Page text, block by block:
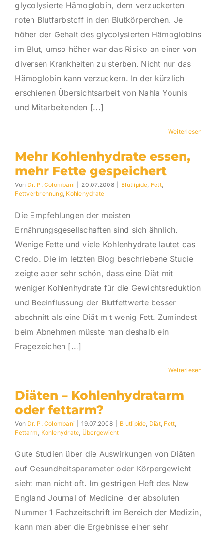
glycolysierte Hämoglobin, dem verzuckerten
roten Blutfarbstoff in den Blutkörperchen. Je
höher der Gehalt des glycolysierten Hämoglobins
im Blut, umso höher war das Risiko an einer von
diversen Krankheiten zu sterben. Nicht nur das
Hämoglobin kann verzuckern. In der kürzlich
erschienen Übersichtsarbeit von Nahla Younis
und Mitarbeitenden [...]
Weiterlesen
Mehr Kohlenhydrate essen,
mehr Fette gespeichert
Von Dr. P. Colombani 20.07.2008 Blutlipide, Fett,
Fettverbrennung, Kohlenydrate
Die Empfehlungen der meisten
Ernährungsgesellschaften sind sich ähnlich.
Wenige Fette und viele Kohlenhydrate lautet das
Credo. Die im letzten Blog beschriebene Studie
zeigte aber sehr schön, dass eine Diät mit
weniger Kohlenhydrate für die Gewichtsreduktion
und Beeinflussung der Blutfettwerte besser
abschnitt als eine Diät mit wenig Fett. Zumindest
beim Abnehmen müsste man deshalb ein
Fragezeichen [...]
Weiterlesen
Diäten – Kohlenhydratarm
oder fettarm?
Von Dr. P. Colombani 19.07.2008 Blutlipide, Diät, Fett,
Fettarm, Kohlenydrate, Übergewicht
Gute Studien über die Auswirkungen von Diäten
auf Gesundheitsparameter oder Körpergewicht
sieht man nicht oft. Im gestrigen Heft des New
England Journal of Medicine, der absoluten
Nummer 1 Fachzeitschrift im Bereich der Medizin,
kann man aber die Ergebnisse einer sehr